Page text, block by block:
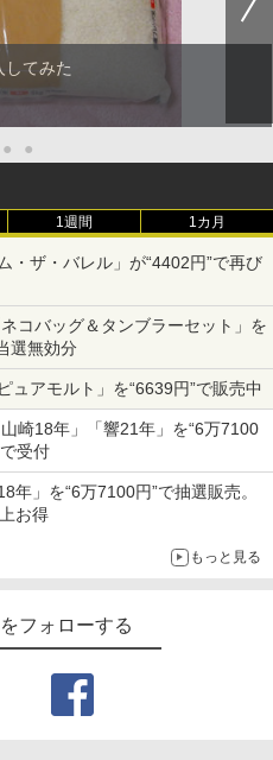
てみた
● ●
1週間 1カ月
・ザ・バレル」が“4402円”で再び
コバッグ＆タンブラーセット」を
選無効分
ュアモルト」を“6639円”で販売中
崎18年」「響21年」を“6万7100
受付
」を“6万7100円”で抽選販売。
お得
もっと見る
フォローする